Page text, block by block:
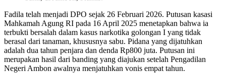
Fadila telah menjadi DPO sejak 26 Februari 2026. Putusan kasasi
Mahkamah Agung RI pada 16 April 2025 menetapkan bahwa ia
terbukti bersalah dalam kasus narkotika golongan I yang tidak
berasal dari tanaman, khususnya sabu. Pidana yang dijatuhkan
adalah dua tahun penjara dan denda Rp800 juta. Putusan ini
merupakan hasil dari banding yang diajukan setelah Pengadilan
Negeri Ambon awalnya menjatuhkan vonis empat tahun.